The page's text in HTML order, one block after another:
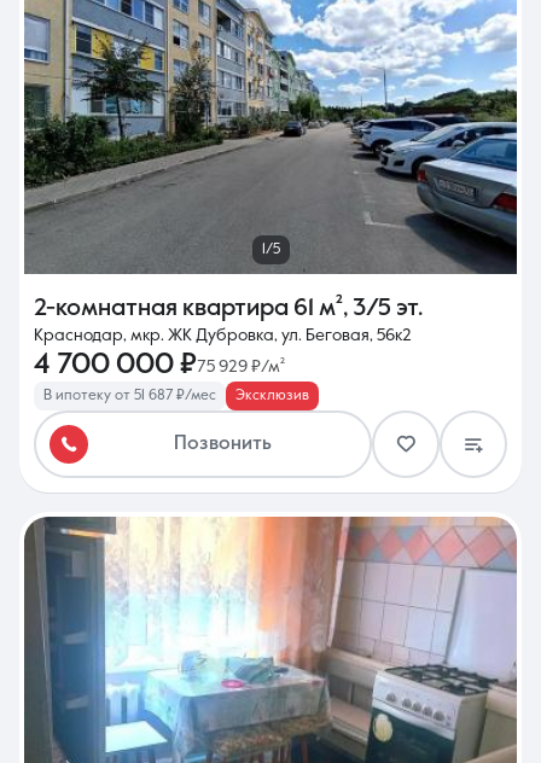
1/5
2-комнатная квартира 61 м², 3/5 эт.
Краснодар, мкр. ЖК Дубровка, ул. Беговая, 56к2
4 700 000 ₽75 929 ₽/м²
В ипотеку от 51 687 ₽/мес Эксклюзив
Позвонить